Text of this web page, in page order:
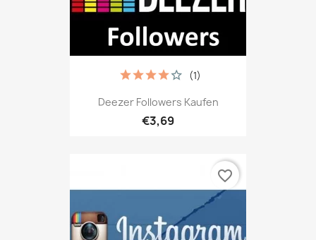
Deezer Followers Kaufen
€3,69
(1)
favorite_border